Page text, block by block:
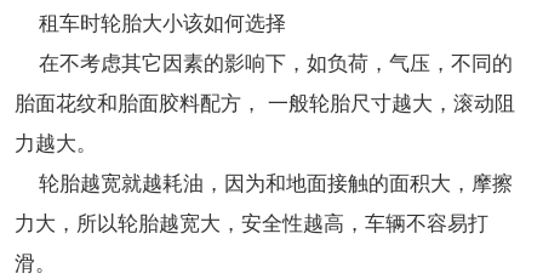
租车时轮胎大小该如何选择
在不考虑其它因素的影响下，如负荷，气压，不同的
胎面花纹和胎面胶料配方， 一般轮胎尺寸越大，滚动阻
力越大。
轮胎越宽就越耗油，因为和地面接触的面积大，摩擦
力大，所以轮胎越宽大，安全性越高，车辆不容易打
滑。